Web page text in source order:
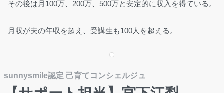
その後は月100万、200万、500万と安定的に収入を得ている。
月収が夫の年収を超え、受講生も100人を超える。
sunnysmile認定 己育てコンシェルジュ